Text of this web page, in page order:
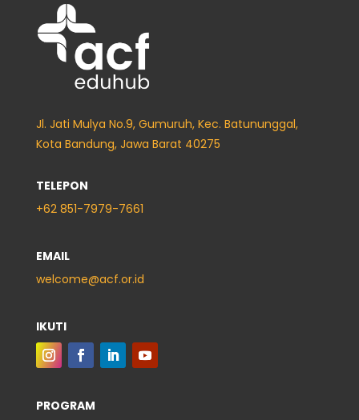
Jl. Jati Mulya No.9, Gumuruh, Kec. Batununggal,
Kota Bandung, Jawa Barat 40275
TELEPON
+62 851-7979-7661
EMAIL
welcome@acf.or.id
IKUTI
PROGRAM